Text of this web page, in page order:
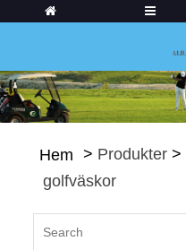
Hem > Produkter >
golfväskor